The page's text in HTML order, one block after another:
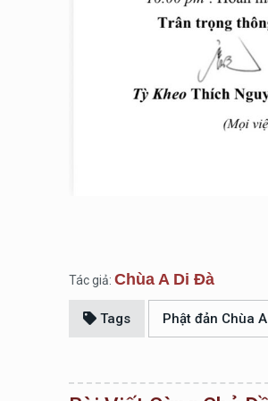
Tác giả: Chùa A Di Đà
Tags Phật đản Chùa